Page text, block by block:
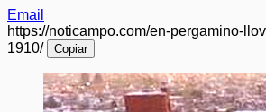
Email
https://noticampo.com/en-pergamino-
1910/
Copiar